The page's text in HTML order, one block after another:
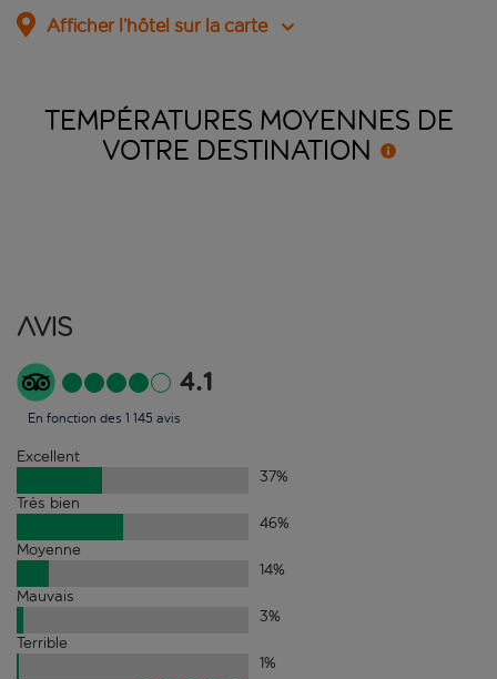
Afficher l’hôtel sur la carte
TEMPÉRATURES MOYENNES DE
VOTRE DESTINATION
Avis
4.1
En fonction des 1 145 avis
Excellent
37%
Très bien
46%
Moyenne
14%
Mauvais
3%
Terrible
1%